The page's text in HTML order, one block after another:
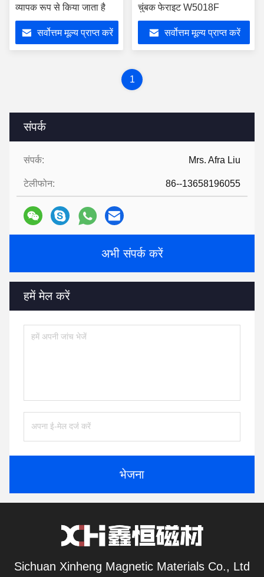
संपर्क
संपर्क: Mrs. Afra Liu
टेलीफोन: 86--13658196055
अभी संपर्क करें
हमें मेल करें
भेजना
व्यापक रूप से किया जाता है
सर्वोत्तम मूल्य प्राप्त करें
चुंबक फेराइट W5018F
सर्वोत्तम मूल्य प्राप्त करें
1
Sichuan Xinheng Magnetic Materials Co., Ltd